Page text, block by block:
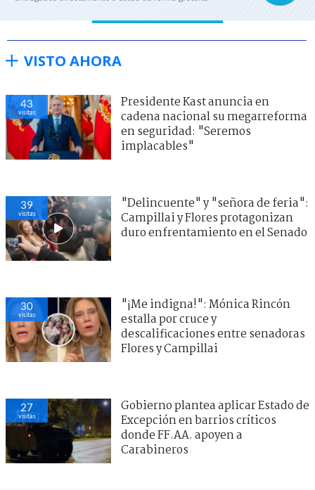
VISTO AHORA
43
visitas
Presidente Kast anuncia en
cadena nacional su megarreforma
en seguridad: "Seremos
implacables"
39
visitas
"Delincuente" y "señora de feria":
Campillai y Flores protagonizan
duro enfrentamiento en el Senado
30
visitas
"¡Me indigna!": Mónica Rincón
estalla por cruce y
descalificaciones entre senadoras
Flores y Campillai
27
visitas
Gobierno plantea aplicar Estado de
Excepción en barrios críticos
donde FF.AA. apoyen a
Carabineros